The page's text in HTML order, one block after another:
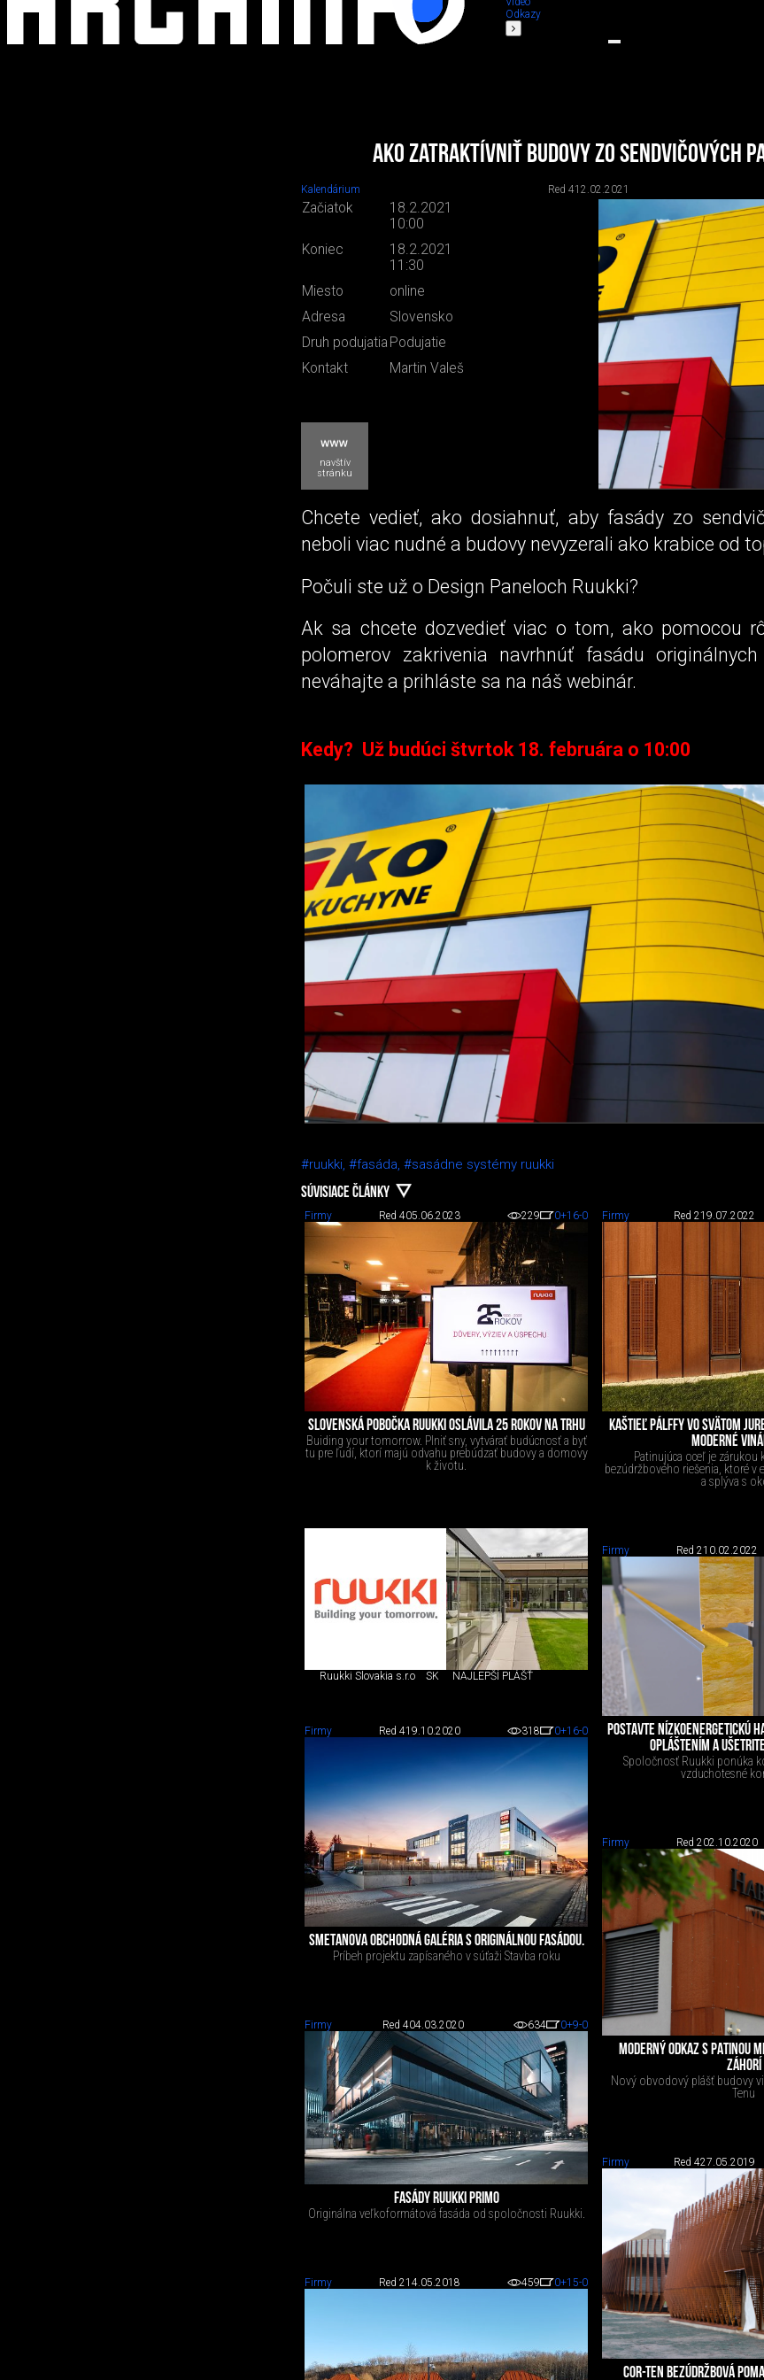
Odkazy
Ako zatraktívniť budovy zo sendvičových
Kalendárium Red 412.02.2021
Začiatok
18.2.2021
10:00
Koniec
18.2.2021
11:30
Miesto
online
Adresa
Slovensko
Druh podujatia Podujatie
Kontakt
Martin Valeš
navštív
stránku
Chcete vedieť, ako dosiahnuť, aby fasády zo
neboli viac nudné a budovy nevyzerali ako krabice od
Počuli ste už o Design Paneloch Ruukki?
Ak sa chcete dozvedieť viac o tom, ako pomocou
polomerov zakrivenia navrhnúť fasádu
neváhajte a prihláste sa na náš webinár.
Kedy? Už budúci štvrtok 18. februára o 10:00
#ruukki, #fasáda, #sasádne systémy ruukki
SÚVISIACE ČLÁNKY
Firmy Red 405.06.2023 229 0+16-0
SLOVENSKÁ POBOČKA RUUKKI OSLÁVILA 25 ROKOV NA TRHU
Buiding your tomorrow. Plniť sny, vytvárať budúcnosť a byť
tu pre ľudí, ktorí majú odvahu prebúdzať budovy a domovy
k životu.
Firmy Red 219.07.2022
KAŠTIEĽ PÁLFFY VO SVÄTOM
MODERNÉ
Patinujúca oceľ je zárukou
bezúdržbového riešenia, ktoré v
a splýva s
Ruukki Slovakia s.r.o SK NAJLEPŠÍ PLÁŠŤ
Firmy Red 210.02.2022
POSTAVTE NÍZKOENERGETICKÚ
OPLÁŠTENÍM A
Spoločnosť Ruukki ponúka
vzduchotesné
Firmy Red 419.10.2020 318 0+16-0
SMETANOVA OBCHODNÁ GALÉRIA S ORIGINÁLNOU FASÁDOU.
Príbeh projektu zapísaného v súťaži Stavba roku
Firmy Red 202.10.2020
MODERNÝ ODKAZ S PATINOU
ZÁHORÍ
Nový obvodový plášť budovy
Tenu
Firmy Red 404.03.2020 634 0+9-0
FASÁDY RUUKKI PRIMO
Originálna veľkoformátová fasáda od spoločnosti Ruukki.
Firmy Red 427.05.2019
COR-TEN BEZÚDRŽBOVÁ
Firmy Red 214.05.2018 459 0+15-0